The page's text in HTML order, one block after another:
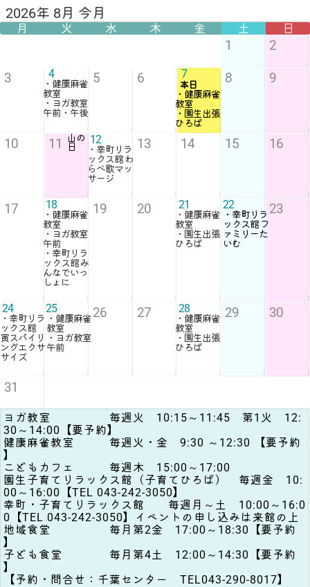
1 2
3 4
・健康麻雀
教室
・ヨガ教室
午前・午後
5 6 7
本日
・健康麻雀
教室
・園生出張
ひろば
8 9
10 11
山の
日
12
・幸町リラ
ックス館 わ
らべ歌マッ
サージ
13 14 15 16
17 18
・健康麻雀
教室
・ヨガ教室
午前
・幸町リラ
ックス館 み
んなでいっ
しょに
19 20 21
・健康麻雀
教室
・園生出張
ひろば
22
・幸町リラ
ックス館 フ
ァミリーた
いむ
23
24
・幸町リラ
ックス館
寅スパイリ
ングエクサ
サイズ
25
・健康麻雀
教室
・ヨガ教室
午前
26 27 28
・健康麻雀
教室
・園生出張
ひろば
29 30
31
ヨガ教室 毎週火 10:15～11:45 第1火 12:
30～14:00【要予約】
健康麻雀教室 毎週火・金 9:30 ～12:30 【要予約
】
こどもカフェ 毎週木 15:00～17:00
園生子育てリラックス館（子育てひろば） 毎週金 10:
00～16:00【TEL 043-242-3050】
幸町・子育てリラックス館 毎週月～土 10:00～16:0
0【TEL 043-242-3050】イベントの申し込みは来館の上
地域食堂 毎月第2金 17:00～18:30【要予約
】
子ども食堂 毎月第4土 12:00～14:30【要予約
】
【予約・問合せ：千葉センター TEL043-290-8017】
2026年 8月 今月
月 火 水 木 金 土 日